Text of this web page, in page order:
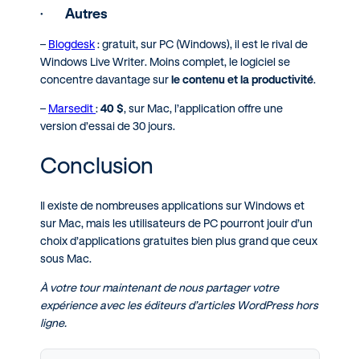
· Autres
– Blogdesk: gratuit, sur PC (Windows), il est le rival de
Windows Live Writer. Moins complet, le logiciel se
concentre davantage surle contenu et la productivité.
– Marsedit:40 $, sur Mac, l’application offre une
version d’essai de 30 jours.
Conclusion
Il existe de nombreuses applications sur Windows et
sur Mac, mais les utilisateurs de PC pourront jouir d’un
choix d’applications gratuites bien plus grand que ceux
sous Mac.
À votre tour maintenant de nous partager votre
expérience avec les éditeurs d’articles WordPress hors
ligne.